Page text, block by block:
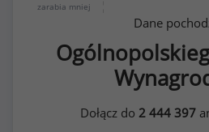
zarabia mniej
Dane
Dołącz do 2 444 397